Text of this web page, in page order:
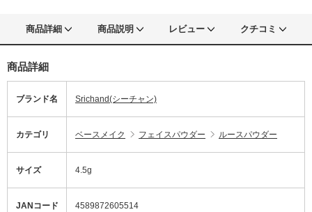
商品詳細 商品説明 レビュー クチコミ
商品詳細
ブランド名 Srichand(シーチャン)
カテゴリ ベースメイク フェイスパウダー ルースパウダー
サイズ 4.5g
JANコード 4589872605514